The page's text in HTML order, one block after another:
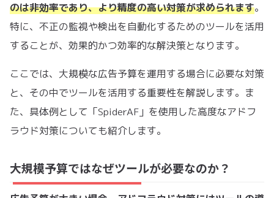
のは非効率であり、より精度の高い対策が求められます。
特に、不正の監視や検出を自動化するためのツールを活用
することが、効果的かつ効率的な解決策となります。
ここでは、大規模な広告予算を運用する場合に必要な対策
と、その中でツールを活用する重要性を解説します。ま
た、具体例として「SpiderAF」を使用した高度なアドフ
ラウド対策についても紹介します。
大規模予算ではなぜツールが必要なのか？